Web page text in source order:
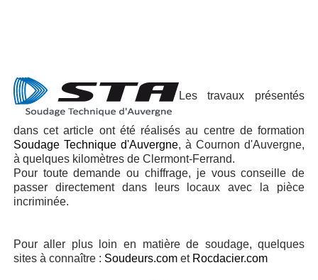
Les travaux présentés
dans cet article ont été réalisés au centre de formation
Soudage Technique d'Auvergne, à Cournon d'Auvergne,
à quelques kilomètres de Clermont-Ferrand.
Pour toute demande ou chiffrage, je vous conseille de
passer directement dans leurs locaux avec la pièce
incriminée.
Pour aller plus loin en matière de soudage, quelques
sites à connaître : Soudeurs.comet Rocdacier.com